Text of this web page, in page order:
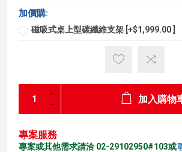
加價購:
磁吸式桌上型碳纖維支架 [+$1,999.00 ]
加入購物
專案服務
專案或其他需求請洽 02-29102950#103或